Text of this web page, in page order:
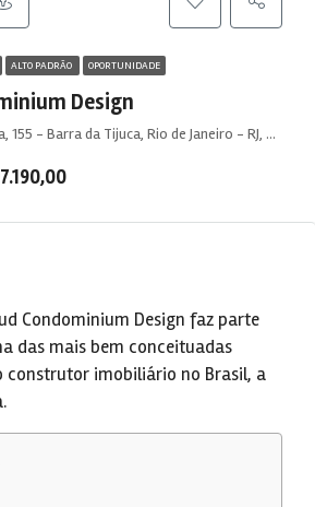
ALTO PADRÃO OPORTUNIDADE
Design
Barra da Tijuca, Rio de Janeiro - RJ, 22793-319, Brasil
Condominium Design faz parte
das mais bem conceituadas
construtor imobiliário no Brasil, a